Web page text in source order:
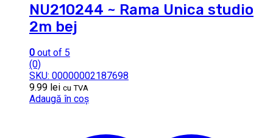
NU210244 ~ Rama Unica studio
2m bej
0 out of 5
(0)
SKU: 00000002187698
9.99 lei cu TVA
Adaugă în coș